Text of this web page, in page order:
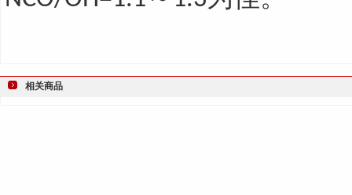
相关商品